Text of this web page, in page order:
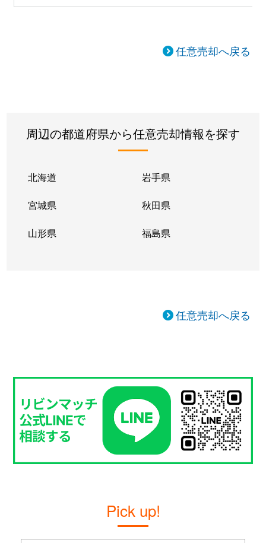
任意売却へ戻る
周辺の都道府県から任意売却情報を探す
北海道 岩手県
宮城県 秋田県
山形県 福島県
任意売却へ戻る
Pick up!